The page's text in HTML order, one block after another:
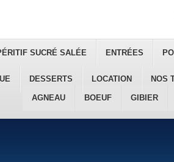
SUCRÉ SALÉE ENTRÉES
AGNEAU BOEUF GIBIER
DESSERTS LOCATION NOS